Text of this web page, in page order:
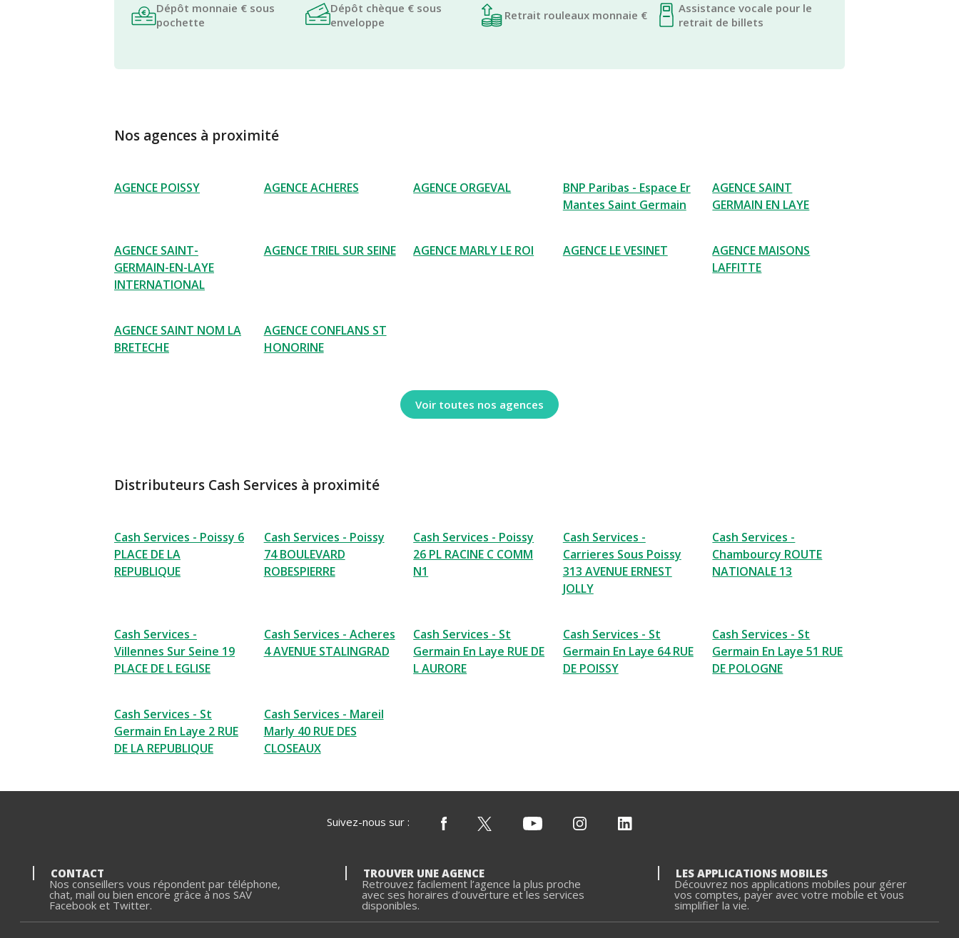
Dépôt monnaie € sous
pochette
Dépôt chèque € sous
enveloppe
Retrait rouleaux monnaie €
Assistance vocale pour le
retrait de billets
Nos agences à proximité
AGENCE POISSY AGENCE ACHERES AGENCE ORGEVAL
BNP Paribas - Espace Er
Mantes Saint Germain
AGENCE SAINT
GERMAIN EN LAYE
AGENCE SAINT-
GERMAIN-EN-LAYE
INTERNATIONAL
AGENCE TRIEL SUR SEINE AGENCE MARLY LE ROI AGENCE LE VESINET
AGENCE MAISONS
LAFFITTE
AGENCE SAINT NOM LA
BRETECHE
AGENCE CONFLANS ST
HONORINE
Voir toutes nos agences
Distributeurs Cash Services à proximité
Cash Services - Poissy 6
PLACE DE LA
REPUBLIQUE
Cash Services - Poissy
74 BOULEVARD
ROBESPIERRE
Cash Services - Poissy
26 PL RACINE C COMM
N1
Cash Services -
Carrieres Sous Poissy
313 AVENUE ERNEST
JOLLY
Cash Services -
Chambourcy ROUTE
NATIONALE 13
Cash Services -
Villennes Sur Seine 19
PLACE DE L EGLISE
Cash Services - Acheres
4 AVENUE STALINGRAD
Cash Services - St
Germain En Laye RUE DE
L AURORE
Cash Services - St
Germain En Laye 64 RUE
DE POISSY
Cash Services - St
Germain En Laye 51 RUE
DE POLOGNE
Cash Services - St
Germain En Laye 2 RUE
DE LA REPUBLIQUE
Cash Services - Mareil
Marly 40 RUE DES
CLOSEAUX
Suivez-nous sur :
CONTACT
Nos conseillers vous répondent par téléphone,
chat, mail ou bien encore grâce à nos SAV
Facebook et Twitter.
TROUVER UNE AGENCE
Retrouvez facilement l’agence la plus proche
avec ses horaires d’ouverture et les services
disponibles.
LES APPLICATIONS MOBILES
Découvrez nos applications mobiles pour gérer
vos comptes, payer avec votre mobile et vous
simplifier la vie.